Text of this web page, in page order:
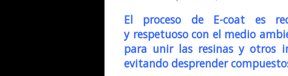
El proceso de E-coat es
y respetuoso con el medio
para unir las resinas y otros
evitando desprender